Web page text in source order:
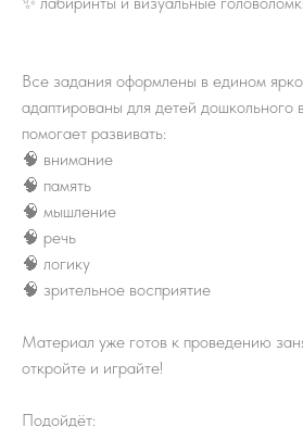
Все задания оформлены в едином
адаптированы для детей дошкольного
помогает развивать:
🧠 внимание
🧠 память
🧠 мышление
🧠 речь
🧠 логику
🧠 зрительное восприятие
Материал уже готов к проведению
откройте и играйте!
Подойдёт: